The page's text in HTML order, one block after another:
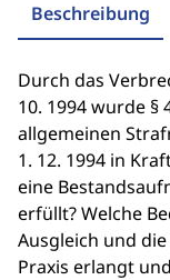
Beschreibung
Durch das
10. 1994 wurde §
allgemeinen
1. 12. 1994 in
eine
erfüllt? Welche
Ausgleich und
Praxis erlangt